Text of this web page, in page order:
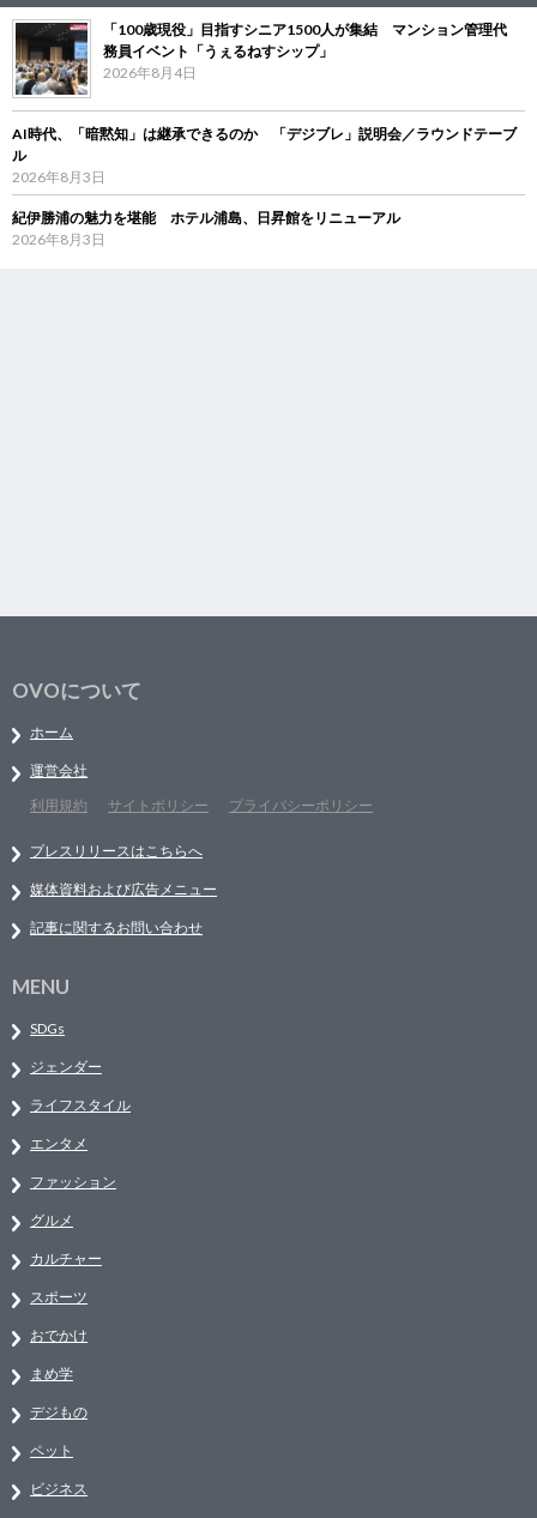
「100歳現役」目指すシニア1500人が集結 マンション管理代
務員イベント「うぇるねすシップ」
2026年8月4日
AI時代、「暗黙知」は継承できるのか 「デジブレ」説明会／ラウンドテーブ
ル
2026年8月3日
紀伊勝浦の魅力を堪能 ホテル浦島、日昇館をリニューアル
2026年8月3日
OVOについて
ホーム
運営会社
利用規約
サイトポリシー プライバシーポリシー
プレスリリースはこちらへ
媒体資料および広告メニュー
記事に関するお問い合わせ
MENU
SDGs
ジェンダー
ライフスタイル
エンタメ
ファッション
グルメ
カルチャー
スポーツ
おでかけ
まめ学
デジもの
ペット
ビジネス